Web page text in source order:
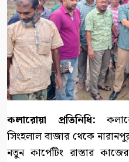
কলারোয়া প্রতিনিধি:
সিংহলাল বাজার থেকে
নতুন কার্পেটিং রাস্তার